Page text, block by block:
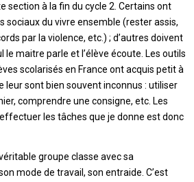
section à la fin du cycle 2. Certains ont
sociaux du vivre ensemble (rester assis,
par la violence, etc.) ; d’autres doivent
le maitre parle et l’élève écoute. Les outils
scolarisés en France ont acquis petit à
leur sont bien souvent inconnus : utiliser
comprendre une consigne, etc. Les
les tâches que je donne est donc
groupe classe avec sa
mode de travail, son entraide. C’est